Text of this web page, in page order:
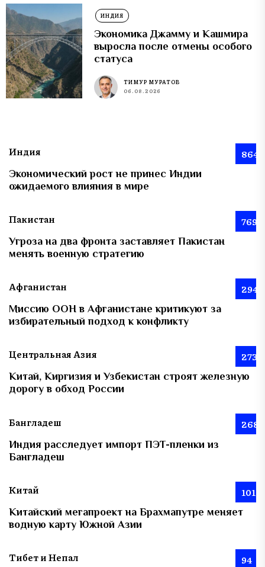
ИНДИЯ
Экономика Джамму и Кашмира
выросла после отмены особого
статуса
ТИМУР МУРАТОВ
06.08.2026
Индия 864
Экономический рост не принес Индии
ожидаемого влияния в мире
Пакистан 769
Угроза на два фронта заставляет Пакистан
менять военную стратегию
Афганистан 294
Миссию ООН в Афганистане критикуют за
избирательный подход к конфликту
Центральная Азия 273
Китай, Киргизия и Узбекистан строят железную
дорогу в обход России
Бангладеш 268
Индия расследует импорт ПЭТ-пленки из
Бангладеш
Китай 101
Китайский мегапроект на Брахмапутре меняет
водную карту Южной Азии
Тибет и Непал 94